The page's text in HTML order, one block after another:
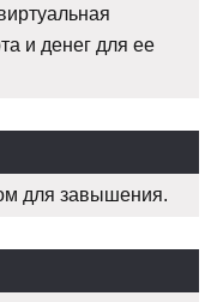
и денег для ее
для завышения.